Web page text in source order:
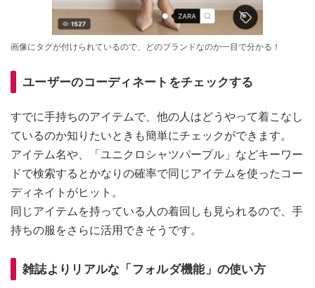
画像にタグが付けられているので、どのブランドなのか一目で分かる！
ユーザーのコーディネートをチェックする
すでに手持ちのアイテムで、他の人はどうやって着こなし
ているのか知りたいときも簡単にチェックができます。
アイテム名や、「ユニクロシャツパープル」などキーワー
ドで検索するとかなりの確率で同じアイテムを使ったコー
ディネイトがヒット。
同じアイテムを持っている人の着回しも見られるので、手
持ちの服をさらに活用できそうです。
雑誌よりリアルな「フォルダ機能」の使い方